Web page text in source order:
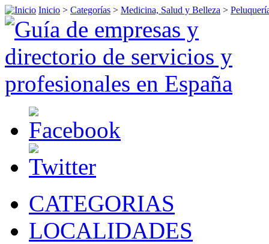
Inicio > Categorías > Medicina, Salud y Belleza >
CATEGORIAS
LOCALIDADES